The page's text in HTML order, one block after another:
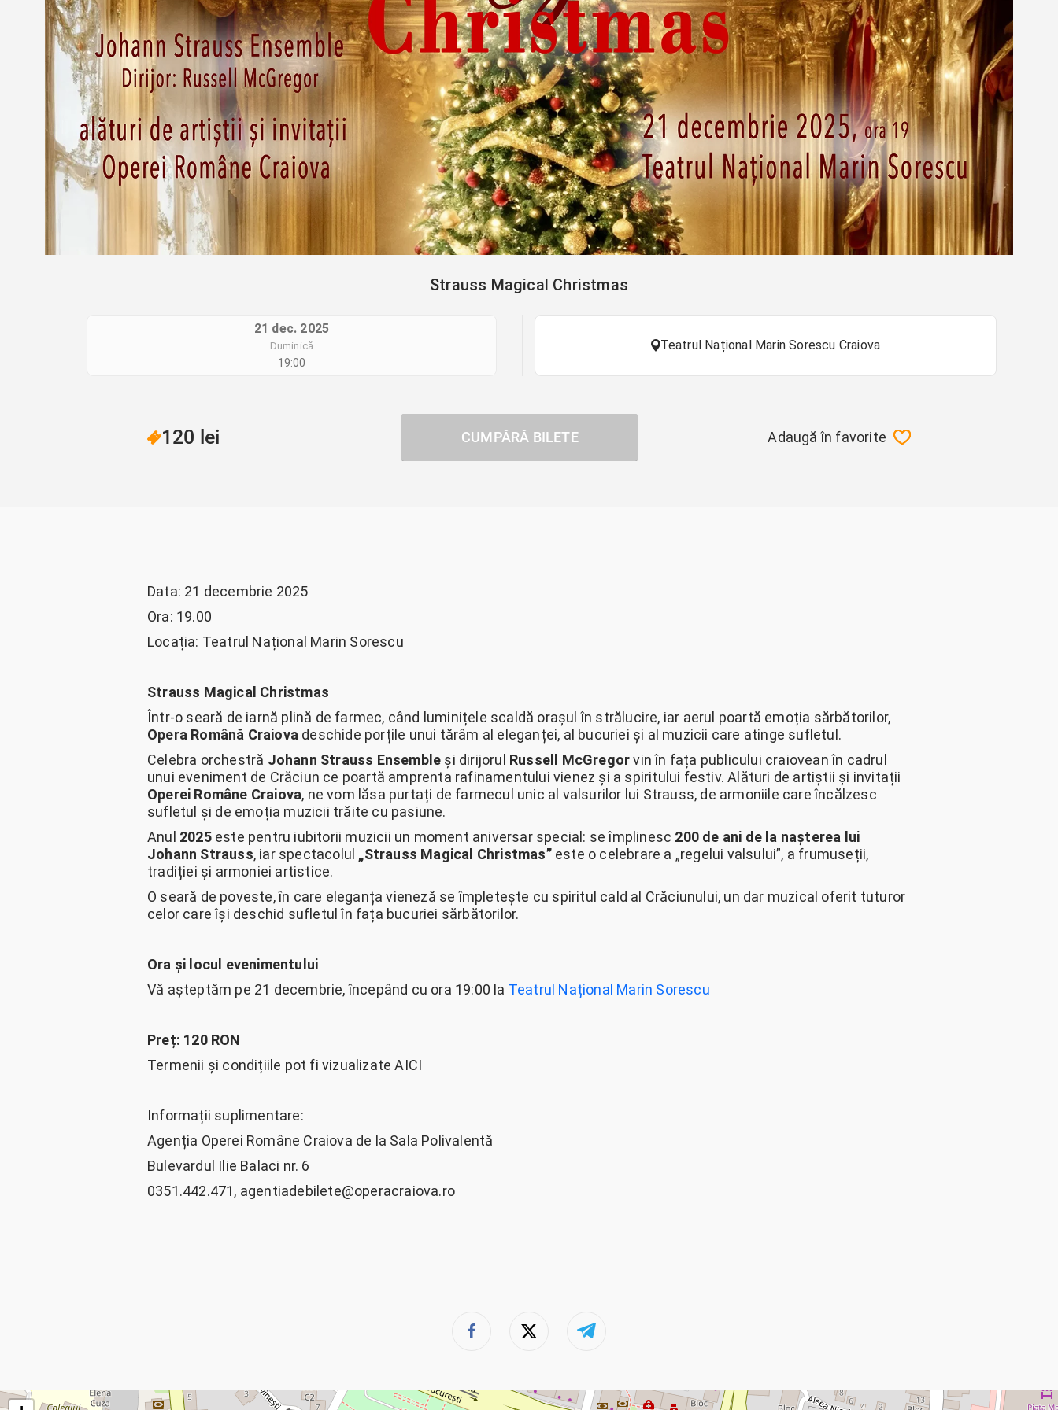
Strauss Magical Christmas
21 dec. 2025
Duminică
19:00
Teatrul Național Marin Sorescu Craiova
120 lei CUMPĂRĂ BILETE Adaugă în favorite
Data: 21 decembrie 2025
Ora: 19.00
Locația: Teatrul Național Marin Sorescu
Strauss Magical Christmas
Într-o seară de iarnă plină de farmec, când luminițele scaldă orașul în strălucire, iar aerul poartă emoția sărbătorilor,
Opera Română Craiova deschide porțile unui tărâm al eleganței, al bucuriei și al muzicii care atinge sufletul.
Celebra orchestră Johann Strauss Ensemble și dirijorul Russell McGregorvin în fața publicului craiovean în cadrul
unui eveniment de Crăciun ce poartă amprenta rafinamentului vienez și a spiritului festiv. Alături de artiștii și invitații
Operei Române Craiova, ne vom lăsa purtați de farmecul unic al valsurilor lui Strauss, de armoniile care încălzesc
sufletul și de emoția muzicii trăite cu pasiune.
Anul 2025este pentru iubitorii muzicii un moment aniversar special: se împlinesc 200 de ani de la nașterea lui
Johann Strauss, iar spectacolul „Strauss Magical Christmas”este o celebrare a „regelui valsului”, a frumuseții,
tradiției și armoniei artistice.
O seară de poveste, în care eleganța vieneză se împletește cu spiritul cald al Crăciunului, un dar muzical oferit tuturor
celor care își deschid sufletul în fața bucuriei sărbătorilor.
Ora și locul evenimentului
Vă așteptăm pe 21 decembrie, începând cu ora 19:00 la Teatrul Național Marin Sorescu
Preț: 120 RON
Termenii și condițiile pot fi vizualizate AICI
Informații suplimentare:
Agenția Operei Române Craiova de la Sala Polivalentă
Bulevardul Ilie Balaci nr. 6
0351.442.471, agentiadebilete@operacraiova.ro